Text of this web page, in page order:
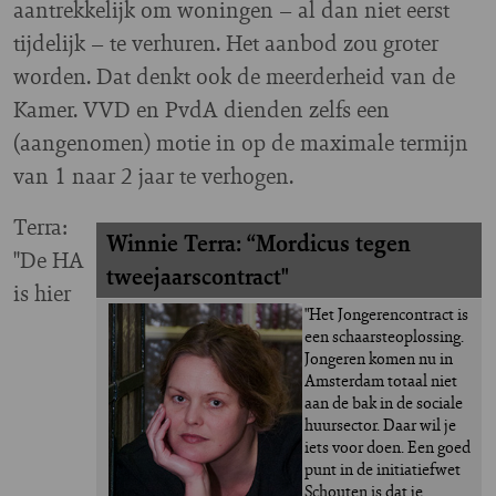
aantrekkelijk om woningen – al dan niet eerst
tijdelijk – te verhuren. Het aanbod zou groter
worden. Dat denkt ook de meerderheid van de
Kamer. VVD en PvdA dienden zelfs een
(aangenomen) motie in op de maximale termijn
van 1 naar 2 jaar te verhogen.
Winnie Terra: “Mordicus tegen
tweejaarscontract"
"Het Jongerencontract is
een schaarsteoplossing.
Jongeren komen nu in
Amsterdam totaal niet
aan de bak in de sociale
huursector. Daar wil je
iets voor doen. Een goed
punt in de initiatiefwet
Schouten is dat je
Terra:
"De HA
is hier